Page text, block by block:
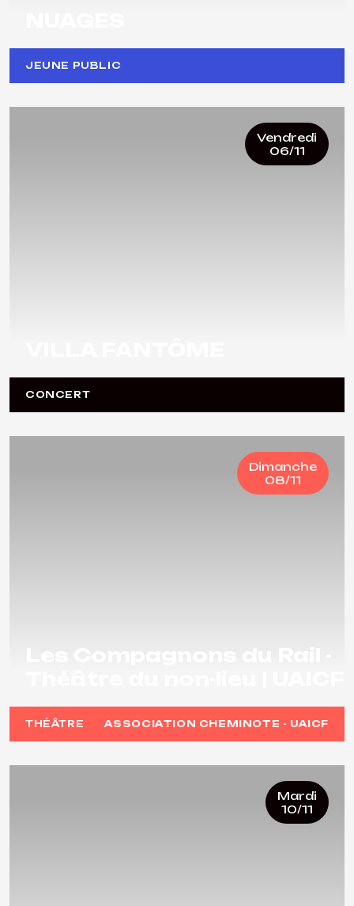
JEUNE PUBLIC
Vendredi
06/11
CONCERT
Dimanche
08/11
THÉÂTRE ASSOCIATION CHEMINOTE - UAICF
Mardi
10/11